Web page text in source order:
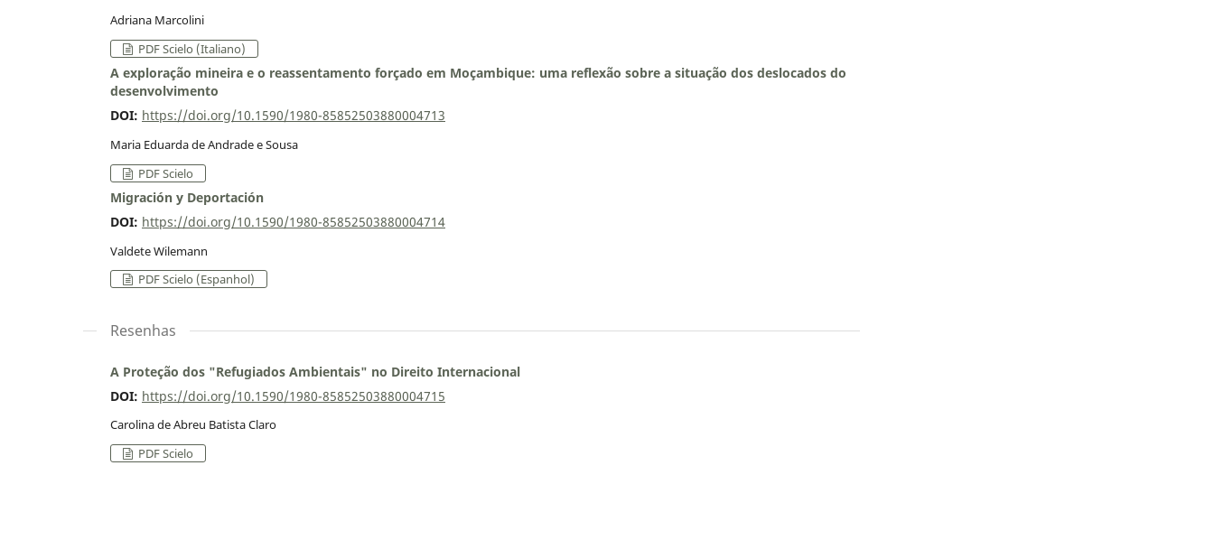
Adriana Marcolini
PDF Scielo (Italiano)
A exploração mineira e o reassentamento forçado em Moçambique: uma reflexão sobre a situação dos deslocados do
desenvolvimento
DOI: https://doi.org/10.1590/1980-85852503880004713
Maria Eduarda de Andrade e Sousa
PDF Scielo
Migración y Deportación
DOI: https://doi.org/10.1590/1980-85852503880004714
Valdete Wilemann
PDF Scielo (Espanhol)
Resenhas
A Proteção dos "Refugiados Ambientais" no Direito Internacional
DOI: https://doi.org/10.1590/1980-85852503880004715
Carolina de Abreu Batista Claro
PDF Scielo